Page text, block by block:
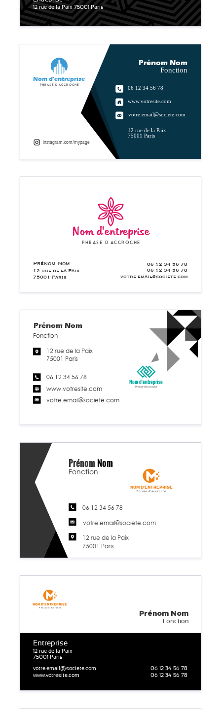
12 rue de la Paix 75001 Paris
instagram.com/mypage
12 rue de la Paix
75001 Paris
www.votresite.com
votre.email@societe.com
06 12 34 56 78
Fonction
Prénom Nom
Nom d'entreprise
Phrase d'accroche
06 12 34 56 78
votre.email@societe.com
12 rue de la Paix
75001 Paris
06 12 34 56 78
Prénom Nom
Nom d'entreprise
Phrase d'accroche
www.votresite.com
votre.email@societe.com
06 12 34 56 78
Fonction
12 rue de la Paix
75001 Paris
Prénom Nom
Nom d'entreprise
Phrase d'accroche
06 12 34 56 78
votre.email@societe.com
12 rue de la Paix
75001 Paris
Fonction
PrénomNom
Nom d'entreprise
Phrase d'accroche
www.votresite.com
06 12 34 56 78
06 12 34 56 78
votre.email@societe.com
12 rue de la Paix
75001 Paris
Entreprise
Fonction
Prénom Nom
Nom d'entreprise
Phrase d'accroche